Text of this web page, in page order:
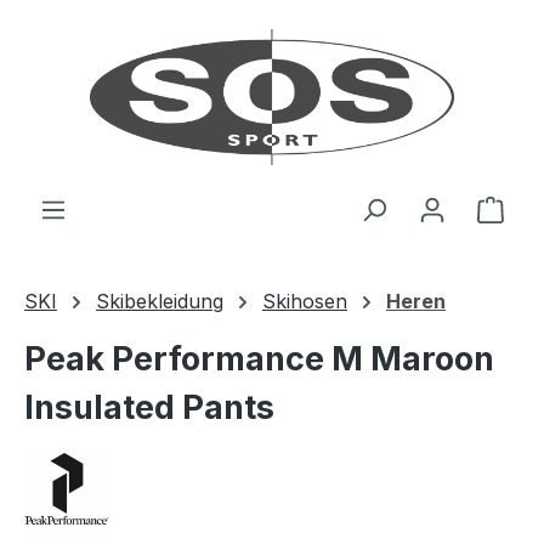
SKI Skibekleidung Skihosen Heren
Peak Performance M Maroon
Insulated Pants